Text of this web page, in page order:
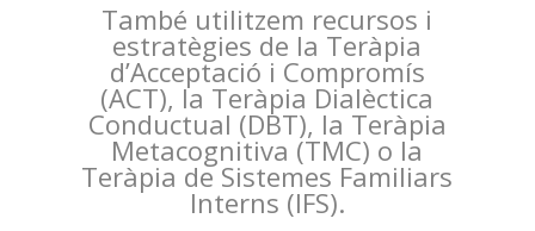
També utilitzem recursos i
estratègies de la Teràpia
d’Acceptació i Compromís
(ACT), la Teràpia Dialèctica
Conductual (DBT), la Teràpia
Metacognitiva (TMC) o la
Teràpia de Sistemes Familiars
Interns (IFS).